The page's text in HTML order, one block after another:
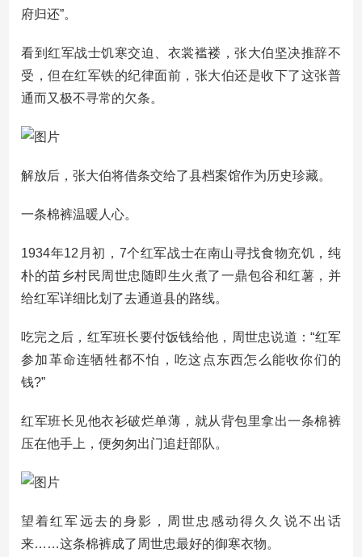
府归还”。
看到红军战士饥寒交迫、衣裳褴褛，张大伯坚决推辞不
受，但在红军铁的纪律面前，张大伯还是收下了这张普
通而又极不寻常的欠条。
解放后，张大伯将借条交给了县档案馆作为历史珍藏。
一条棉裤温暖人心。
1934年12月初，7个红军战士在南山寻找食物充饥，纯
朴的苗乡村民周世忠随即生火煮了一鼎包谷和红薯，并
给红军详细比划了去通道县的路线。
吃完之后，红军班长要付饭钱给他，周世忠说道：“红军
参加革命连牺牲都不怕，吃这点东西怎么能收你们的
钱?”
红军班长见他衣衫破烂单薄，就从背包里拿出一条棉裤
压在他手上，便匆匆出门追赶部队。
望着红军远去的身影，周世忠感动得久久说不出话
来……这条棉裤成了周世忠最好的御寒衣物。